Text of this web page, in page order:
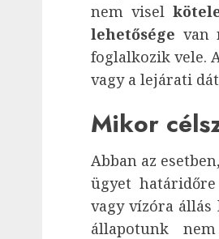
nem visel
lehetősége van
foglalkozik vele.
vagy a lejárati
Mikor
Abban az
ügyet
vagy vízóra állás
állapotunk